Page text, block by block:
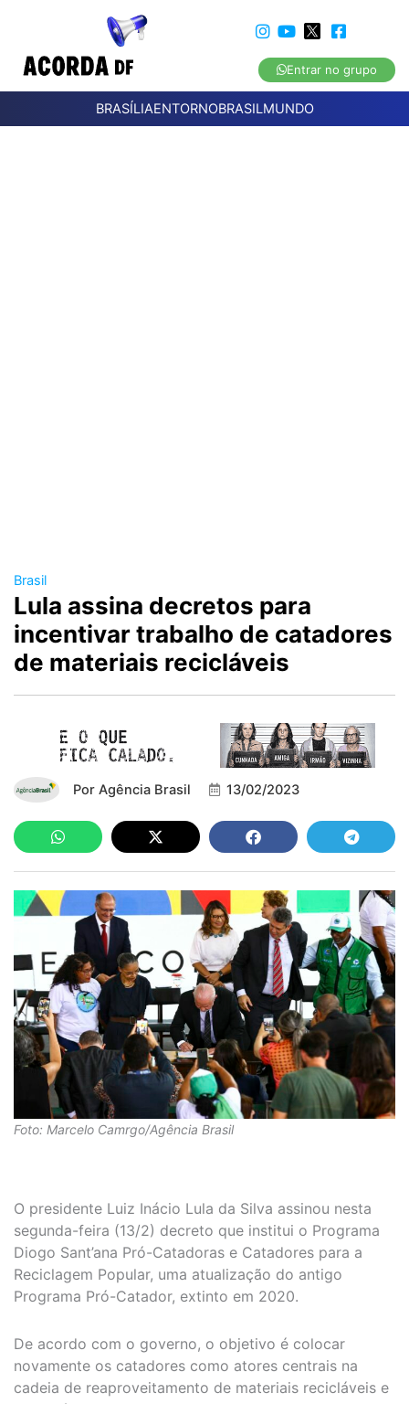
Entrar no grupo
BRASÍLIAENTORNOBRASILMUNDO
Brasil
Lula assina decretos para
incentivar trabalho de catadores
de materiais recicláveis
Por Agência Brasil 13/02/2023
Foto: Marcelo Camrgo/Agência Brasil
O presidente Luiz Inácio Lula da Silva assinou nesta
segunda-feira (13/2) decreto que institui o Programa
Diogo Sant’ana Pró-Catadoras e Catadores para a
Reciclagem Popular, uma atualização do antigo
Programa Pró-Catador, extinto em 2020.
De acordo com o governo, o objetivo é colocar
novamente os catadores como atores centrais na
cadeia de reaproveitamento de materiais recicláveis e